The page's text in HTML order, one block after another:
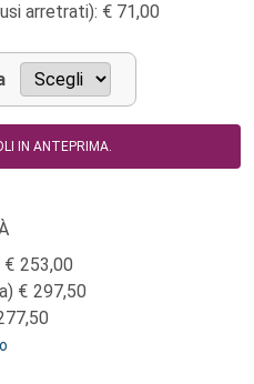
arretrati): € 71,00
IN ANTEPRIMA.
253,00
297,50